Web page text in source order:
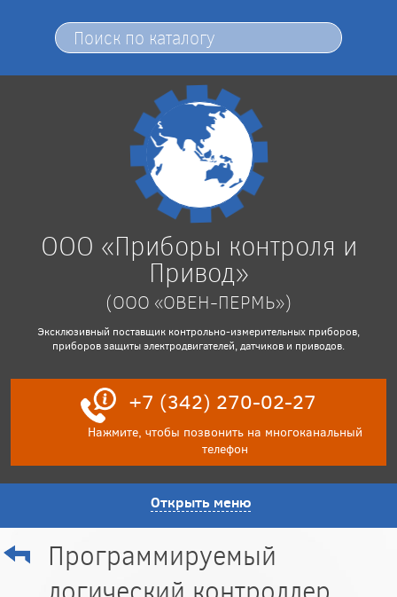
ООО «Приборы контроля и
Привод»
(ООО «ОВЕН-ПЕРМЬ»)
Эксклюзивный поставщик контрольно-измерительных приборов,
приборов защиты электродвигателей, датчиков и приводов.
+7 (342) 270-02-27
Нажмите, чтобы позвонить на многоканальный
телефон
Открыть меню
Программируемый
логический контроллер